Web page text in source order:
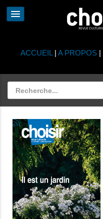
ACCUEIL | A PROPOS|